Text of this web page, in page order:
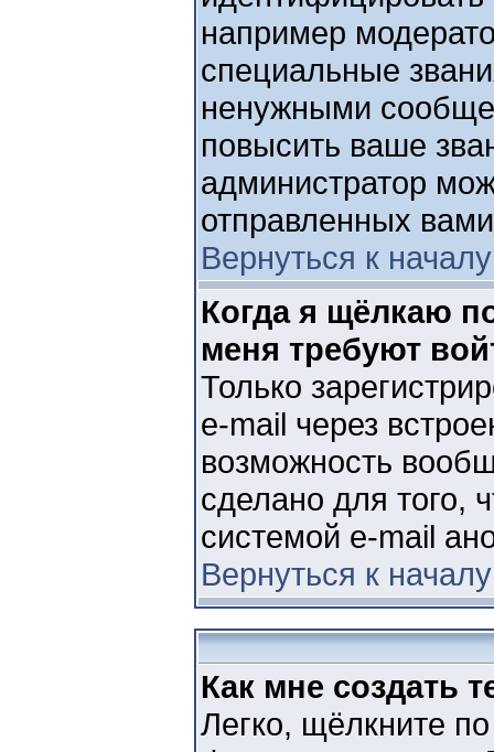
например
специальные
ненужными
повысить ваше
администратор
отправленных
Вернуться к началу
Когда я щёлкаю
меня требуют
Только
e-mail через
возможность
сделано для того,
системой e-mail
Вернуться к началу
Как мне создать
Легко, щёлкните